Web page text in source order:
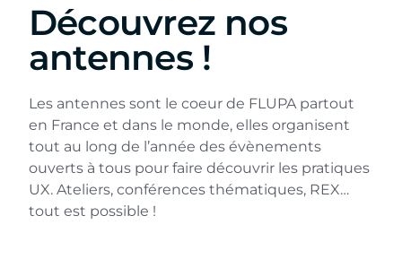
Découvrez nos
antennes !
Les antennes sont le coeur de FLUPA partout
en France et dans le monde, elles organisent
tout au long de l’année des évènements
ouverts à tous pour faire découvrir les pratiques
UX. Ateliers, conférences thématiques, REX…
tout est possible !